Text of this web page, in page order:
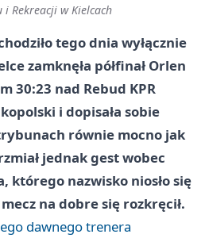
i Rekreacji w Kielcach
tego dnia wyłącznie
zamknęła półfinał Orlen
30:23 nad Rebud KPR
i dopisała sobie
równie mocno jak
jednak gest wobec
którego nazwisko niosło się
na dobre się rozkręcił.
dawnego trenera